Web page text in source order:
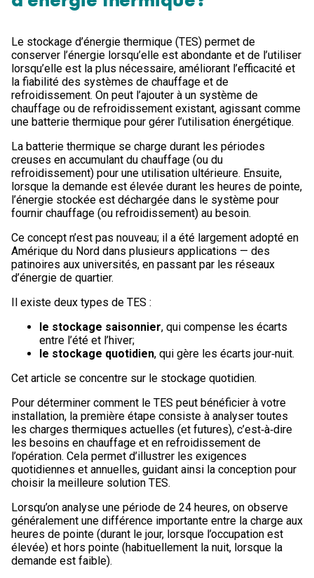
Le stockage d’énergie thermique (TES) permet de
conserver l’énergie lorsqu’elle est abondante et de l’utiliser
lorsqu’elle est la plus nécessaire, améliorant l’efficacité et
la fiabilité des systèmes de chauffage et de
refroidissement. On peut l’ajouter à un système de
chauffage ou de refroidissement existant, agissant comme
une batterie thermique pour gérer l’utilisation énergétique.
La batterie thermique se charge durant les périodes
creuses en accumulant du chauffage (ou du
refroidissement) pour une utilisation ultérieure. Ensuite,
lorsque la demande est élevée durant les heures de pointe,
l’énergie stockée est déchargée dans le système pour
fournir chauffage (ou refroidissement) au besoin.
Ce concept n’est pas nouveau; il a été largement adopté en
Amérique du Nord dans plusieurs applications — des
patinoires aux universités, en passant par les réseaux
d’énergie de quartier.
Il existe deux types de TES :
le stockage saisonnier, qui compense les écarts
entre l’été et l’hiver;
le stockage quotidien, qui gère les écarts jour‑nuit.
Cet article se concentre sur le stockage quotidien.
Pour déterminer comment le TES peut bénéficier à votre
installation, la première étape consiste à analyser toutes
les charges thermiques actuelles (et futures), c’est‑à‑dire
les besoins en chauffage et en refroidissement de
l’opération. Cela permet d’illustrer les exigences
quotidiennes et annuelles, guidant ainsi la conception pour
choisir la meilleure solution TES.
Lorsqu’on analyse une période de 24 heures, on observe
généralement une différence importante entre la charge aux
heures de pointe (durant le jour, lorsque l’occupation est
élevée) et hors pointe (habituellement la nuit, lorsque la
demande est faible).